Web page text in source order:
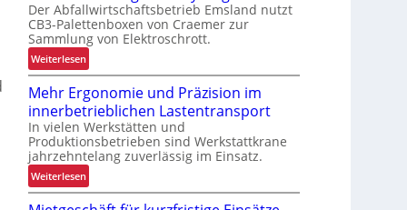
n
d
e
r
L
a
d
e
n
w
a
Der Abfallwirtschaftsbetrieb Emsland nutzt
CB3-Palettenboxen von Craemer zur
Sammlung von Elektroschrott.
Weiterlesen:
R
o
b
u
s
t
e
L
Mehr Ergonomie und Präzision im
innerbetrieblichen Lastentransport
In vielen Werkstätten und
Produktionsbetrieben sind Werkstattkrane
jahrzehntelang zuverlässig im Einsatz.
Weiterlesen:
M